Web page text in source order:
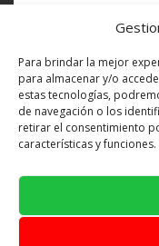
Para brindar la mejor
para almacenar y/o
estas tecnologías,
de navegación o los
retirar el consentimiento
características y funciones.